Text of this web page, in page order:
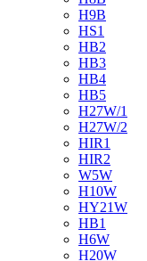
H9B
HS1
HB2
HB3
HB4
HB5
H27W/1
H27W/2
HIR1
HIR2
W5W
H10W
HY21W
HB1
H6W
H20W